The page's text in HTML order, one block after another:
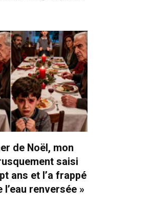
de Noël, mon
saisi
ans et l’a frappé
renversée »